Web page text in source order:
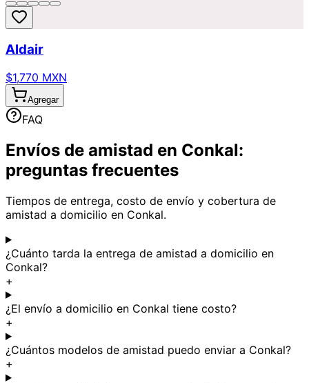
Aldair
$1,770 MXN
Agregar
FAQ
Envíos de amistad en Conkal:
preguntas frecuentes
Tiempos de entrega, costo de envío y cobertura de
amistad a domicilio en Conkal.
¿Cuánto tarda la entrega de amistad a domicilio en
Conkal?
+
¿El envío a domicilio en Conkal tiene costo?
+
¿Cuántos modelos de amistad puedo enviar a Conkal?
+